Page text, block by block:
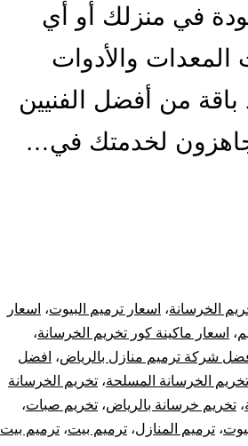
في منزلك أو أي
المعدات والأدوات
باقة من أفضل الفنيين
جاهزون لخدمتك في…
الخرسانة، اسعار ترميم البيوت، اسعار
، اسعار ماكينة كور تخريم الخرسانة،
شركة ترميم منازل بالرياض، افضل
تخريم الخرسانة المسلحة، تخريم الخرسانة
، تخريم خرسانة بالرياض، تخريم صبات،
، ترميم المنازل، ترميم بيت، ترميم بيت